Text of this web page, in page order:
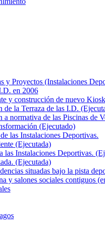
y Proyectos (Instalaciones
en 2006
y construcción de nuevo
de la Terraza de las I.D.
a normativa de las Piscinas de
(Ejecutado)
las Instalaciones Deportivas.
(Ejecutada)
las Instalaciones Deportivas.
(Ejecutada)
situadas bajo la pista
y salones sociales contiguos